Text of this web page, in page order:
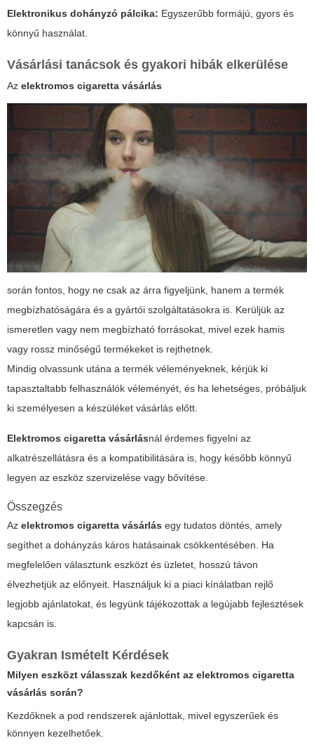
Elektronikus dohányzó pálcika: Egyszerűbb formájú, gyors és
könnyű használat.
Vásárlási tanácsok és gyakori hibák elkerülése
Az elektromos cigaretta vásárlás
során fontos, hogy ne csak az árra figyeljünk, hanem a termék
megbízhatóságára és a gyártói szolgáltatásokra is. Kerüljük az
ismeretlen vagy nem megbízható forrásokat, mivel ezek hamis
vagy rossz minőségű termékeket is rejthetnek.
Mindig olvassunk utána a termék véleményeknek, kérjük ki
tapasztaltabb felhasználók véleményét, és ha lehetséges, próbáljuk
ki személyesen a készüléket vásárlás előtt.
Elektromos cigaretta vásárlásnál érdemes figyelni az
alkatrészellátásra és a kompatibilitására is, hogy később könnyű
legyen az eszköz szervizelése vagy bővítése.
Összegzés
Az elektromos cigaretta vásárlás egy tudatos döntés, amely
segíthet a dohányzás káros hatásainak csökkentésében. Ha
megfelelően választunk eszközt és üzletet, hosszú távon
élvezhetjük az előnyeit. Használjuk ki a piaci kínálatban rejlő
legjobb ajánlatokat, és legyünk tájékozottak a legújabb fejlesztések
kapcsán is.
Gyakran Ismételt Kérdések
Milyen eszközt válasszak kezdőként az elektromos cigaretta
vásárlás során?
Kezdőknek a pod rendszerek ajánlottak, mivel egyszerűek és
könnyen kezelhetőek.